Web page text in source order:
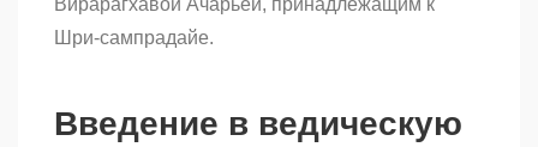
Вирарагхавой Ачарьей, принадлежащим к
Шри-сампрадайе.
Введение в ведическую